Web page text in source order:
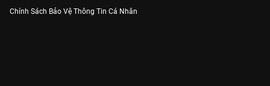
Chính Sách Bảo Vệ Thông Tin Cá Nhân